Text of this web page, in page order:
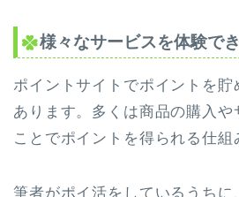
様々なサービスを体験で
ポイントサイトでポイントを貯
あります。多くは商品の購入や
ことでポイントを得られる仕組
筆者がポイ活をしているうちに